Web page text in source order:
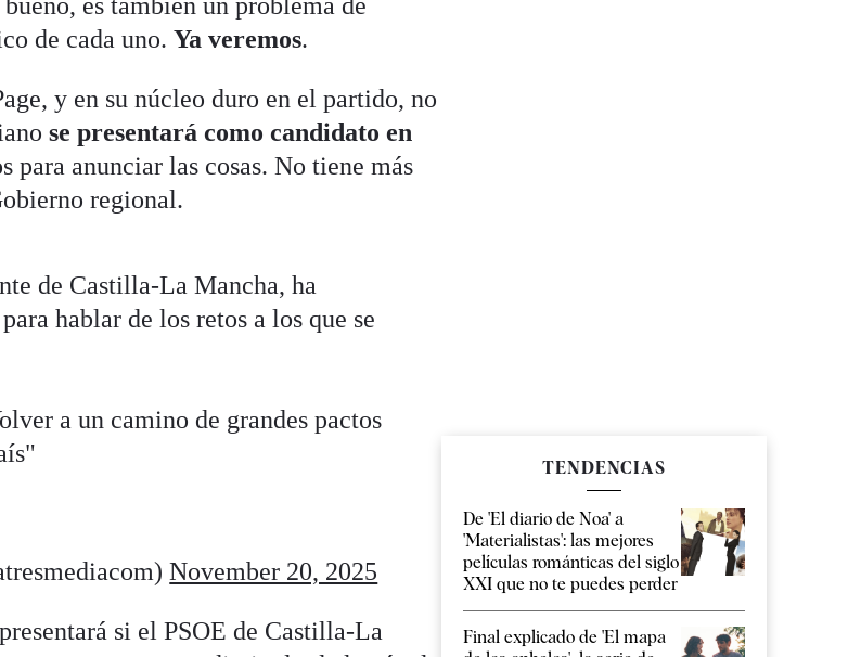
de cada uno.Ya veremos.
y en su núcleo duro en el partido, no
se presentará como candidato en
para anunciar las cosas. No tiene más
regional.
de Castilla-La Mancha, ha
para hablar de los retos a los que se
a un camino de grandes pactos
November 20, 2025
si el PSOE de Castilla-La
TENDENCIAS
De 'El diario de Noa' a
'Materialistas': las mejores
películas románticas del siglo
XXI que no te puedes perder
Final explicado de 'El mapa